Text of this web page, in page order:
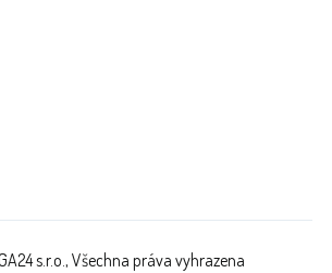
s.r.o., Všechna práva vyhrazena